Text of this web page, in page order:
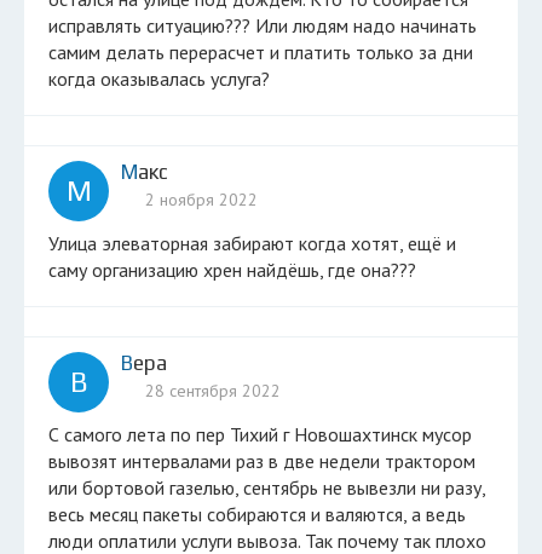
исправлять ситуацию??? Или людям надо начинать
самим делать перерасчет и платить только за дни
когда оказывалась услуга?
М
Макс
2 ноября 2022
Улица элеваторная забирают когда хотят, ещё и
саму организацию хрен найдёшь, где она???
В
Вера
28 сентября 2022
С самого лета по пер Тихий г Новошахтинск мусор
вывозят интервалами раз в две недели трактором
или бортовой газелью, сентябрь не вывезли ни разу,
весь месяц пакеты собираются и валяются, а ведь
люди оплатили услуги вывоза. Так почему так плохо